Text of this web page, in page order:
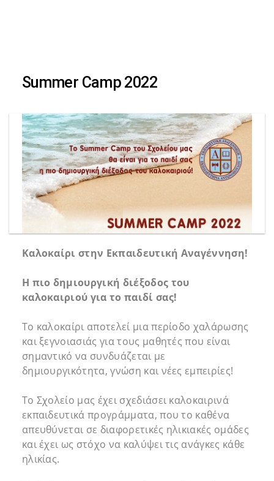
navigation
to
content
Summer Camp 2022
Καλοκαίρι στην Εκπαιδευτική Αναγέννηση!
Η πιο δημιουργική διέξοδος του
καλοκαιριού για το παιδί σας!
Το καλοκαίρι αποτελεί μια περίοδο χαλάρωσης
και ξεγνοιασιάς για τους μαθητές που είναι
σημαντικό να συνδυάζεται με
δημιουργικότητα, γνώση και νέες εμπειρίες!
Το Σχολείο μας έχει σχεδιάσει καλοκαιρινά
εκπαιδευτικά προγράμματα, που το καθένα
απευθύνεται σε διαφορετικές ηλικιακές ομάδες
και έχει ως στόχο να καλύψει τις ανάγκες κάθε
ηλικίας.